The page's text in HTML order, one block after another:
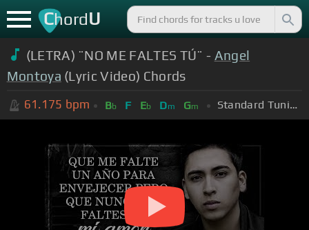
ChordU
(LETRA) ¨NO ME FALTES TÚ¨ - Angel
Montoya (Lyric Video) Chords
61.175 bpm Bb F Eb Dm Gm Standard Tuning (EADGBE)